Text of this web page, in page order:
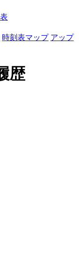
時刻表マップ アップ
歴